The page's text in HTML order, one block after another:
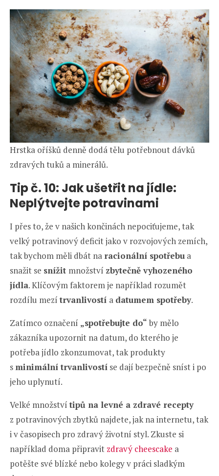
Hrstka oříšků denně dodá tělu potřebnout dávků
zdravých tuků a minerálů.
Tip č. 10: Jak ušetřit na jídle:
Neplýtvejte potravinami
I přes to, že v našich končinách nepociťujeme, tak
velký potravinový deficit jako v rozvojových zemích,
tak bychom měli dbát na racionální spotřebu a
snažit se snížit množství zbytečně vyhozeného
jídla. Klíčovým faktorem je například rozumět
rozdílu mezítrvanlivostí a datumem spotřeby.
Zatímco označení „spotřebujte do“ by mělo
zákazníka upozornit na datum, do kterého je
potřeba jídlo zkonzumovat, tak produkty
s minimální trvanlivostí se dají bezpečně sníst i po
jeho uplynutí.
Velké množstvítipů na levné a zdravé recepty
z potravinových zbytků najdete, jak na internetu, tak
i v časopisech pro zdravý životní styl. Zkuste si
například doma připravit zdravý cheescake a
potěšte své blízké nebo kolegy v práci sladkým